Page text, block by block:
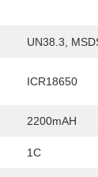
UN38.3,
ICR18650
2200mAH
1C